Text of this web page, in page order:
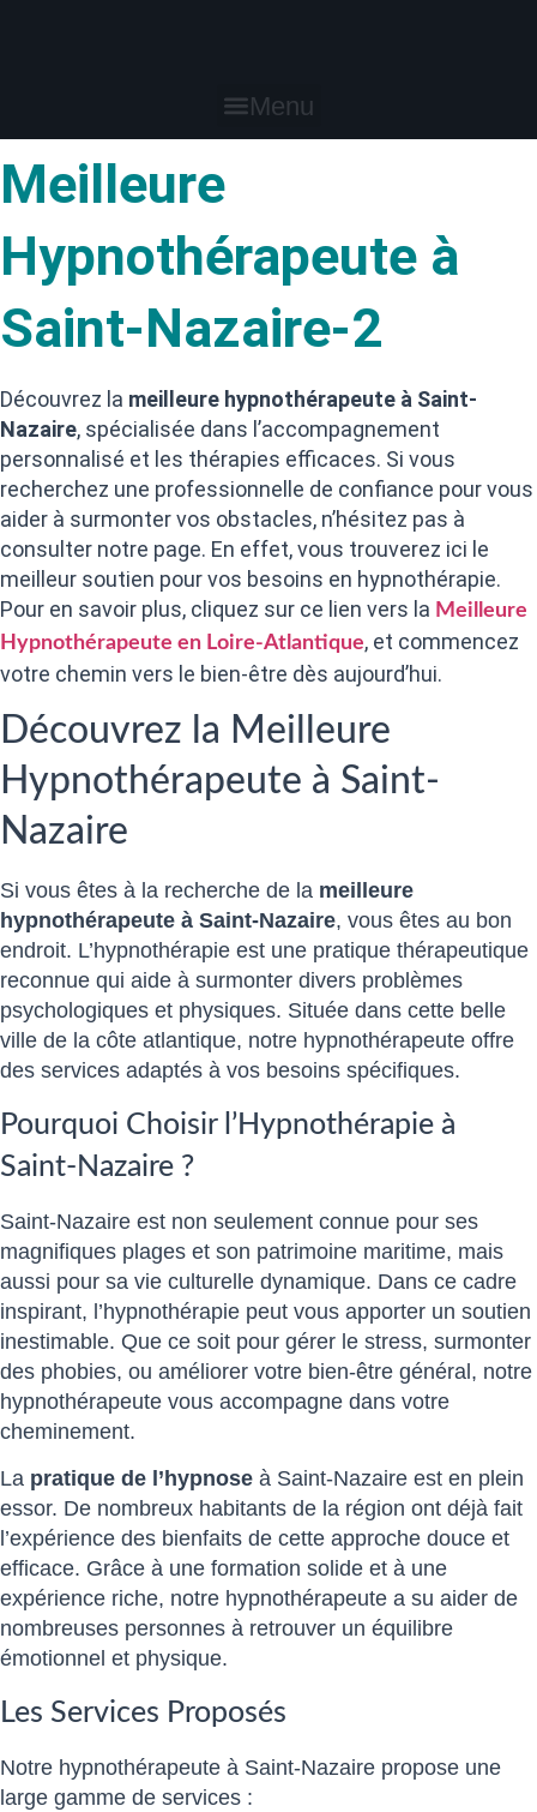
Menu
Meilleure
Hypnothérapeute à
Saint-Nazaire-2
Découvrez la meilleure hypnothérapeute à Saint-
Nazaire, spécialisée dans l’accompagnement
personnalisé et les thérapies efficaces. Si vous
recherchez une professionnelle de confiance pour vous
aider à surmonter vos obstacles, n’hésitez pas à
consulter notre page. En effet, vous trouverez ici le
meilleur soutien pour vos besoins en hypnothérapie.
Pour en savoir plus, cliquez sur ce lien vers la Meilleure
Hypnothérapeute en Loire-Atlantique, et commencez
votre chemin vers le bien-être dès aujourd’hui.
Découvrez la Meilleure
Hypnothérapeute à Saint-
Nazaire
Si vous êtes à la recherche de la meilleure
hypnothérapeute à Saint-Nazaire, vous êtes au bon
endroit. L’hypnothérapie est une pratique thérapeutique
reconnue qui aide à surmonter divers problèmes
psychologiques et physiques. Située dans cette belle
ville de la côte atlantique, notre hypnothérapeute offre
des services adaptés à vos besoins spécifiques.
Pourquoi Choisir l’Hypnothérapie à
Saint-Nazaire ?
Saint-Nazaire est non seulement connue pour ses
magnifiques plages et son patrimoine maritime, mais
aussi pour sa vie culturelle dynamique. Dans ce cadre
inspirant, l’hypnothérapie peut vous apporter un soutien
inestimable. Que ce soit pour gérer le stress, surmonter
des phobies, ou améliorer votre bien-être général, notre
hypnothérapeute vous accompagne dans votre
cheminement.
La pratique de l’hypnose à Saint-Nazaire est en plein
essor. De nombreux habitants de la région ont déjà fait
l’expérience des bienfaits de cette approche douce et
efficace. Grâce à une formation solide et à une
expérience riche, notre hypnothérapeute a su aider de
nombreuses personnes à retrouver un équilibre
émotionnel et physique.
Les Services Proposés
Notre hypnothérapeute à Saint-Nazaire propose une
large gamme de services :